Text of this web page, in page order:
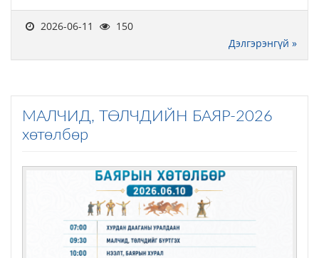
2026-06-11
150
Дэлгэрэнгүй »
МАЛЧИД, ТӨЛЧДИЙН БАЯР-2026
хөтөлбөр